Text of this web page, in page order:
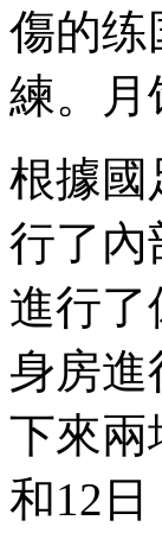
傷的练
練。
根據國
行了內
進行了
身房進
下來兩
和12日